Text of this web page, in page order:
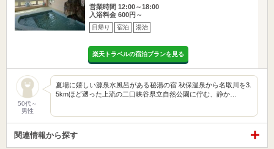
営業時間 12:00～18:00
入浴料金 600円～
日帰り 宿泊 湯治
楽天トラベルの宿泊プランを見る
50代～
男性
夏場に嬉しい源泉水風呂がある秘湯の宿 秋保温泉から名取川を3.
5kmほど遡った上流の二口峡谷県立自然公園に佇む、静か…
関連情報から探す